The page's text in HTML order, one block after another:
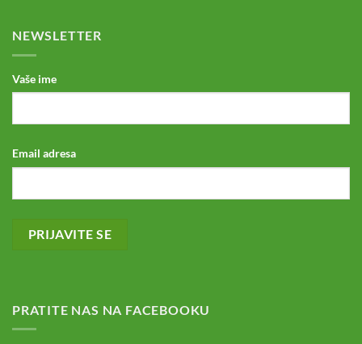
NEWSLETTER
Vaše ime
Email adresa
PRATITE NAS NA FACEBOOKU